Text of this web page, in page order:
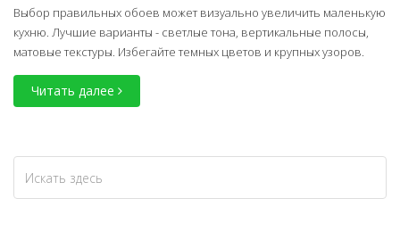
Выбор правильных обоев может визуально увеличить маленькую
кухню. Лучшие варианты - светлые тона, вертикальные полосы,
матовые текстуры. Избегайте темных цветов и крупных узоров.
Читать далее